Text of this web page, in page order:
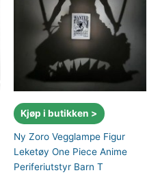
Kjøp i butikken >
Ny Zoro Vegglampe Figur
Leketøy One Piece Anime
Periferiutstyr Barn T